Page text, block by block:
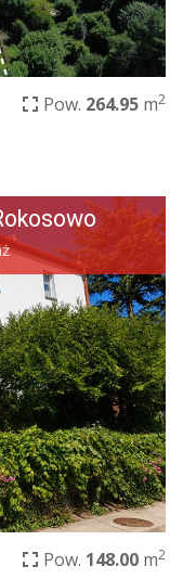
Pow. 264.95 m2
Pow. 148.00 m2